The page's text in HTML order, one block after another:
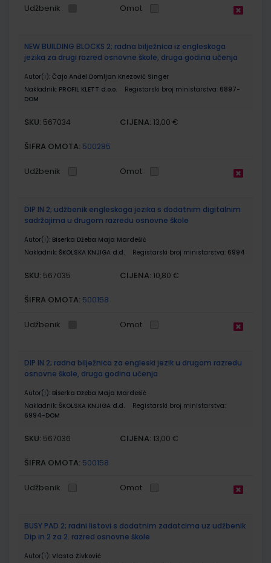
Udžbenik Omot
NEW BUILDING BLOCKS 2; radna bilježnica iz engleskoga
jezika za drugi razred osnovne škole, druga godina učenja
Autor(i): Čajo Anđel Domljan Knezović Singer
Nakladnik: PROFIL KLETT d.o.o. Registarski broj ministarstva: 6897-
DOM
SKU: 567034 CIJENA: 13,00 €
ŠIFRA OMOTA: 500285
Udžbenik Omot
DIP IN 2; udžbenik engleskoga jezika s dodatnim digitalnim
sadržajima u drugom razredu osnovne škole
Autor(i): Biserka Džeba Maja Mardešić
Nakladnik: ŠKOLSKA KNJIGA d.d. Registarski broj ministarstva: 6994
SKU: 567035 CIJENA: 10,80 €
ŠIFRA OMOTA: 500158
Udžbenik Omot
DIP IN 2; radna bilježnica za engleski jezik u drugom razredu
osnovne škole, druga godina učenja
Autor(i): Biserka Džeba Maja Mardešić
Nakladnik: ŠKOLSKA KNJIGA d.d.
Registarski broj ministarstva:
6994-DOM
SKU: 567036 CIJENA: 13,00 €
ŠIFRA OMOTA: 500158
Udžbenik Omot
BUSY PAD 2; radni listovi s dodatnim zadatcima uz udžbenik
Dip in 2 za 2. razred osnovne škole
Autor(i): Vlasta Živković